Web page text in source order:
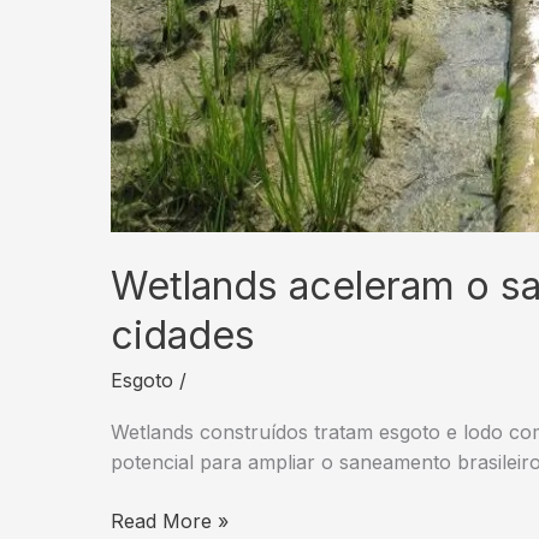
Wetlands aceleram o
cidades
Esgoto /
Wetlands construídos tratam esgoto e lodo
potencial para ampliar o saneamento
Wetlands
Read More »